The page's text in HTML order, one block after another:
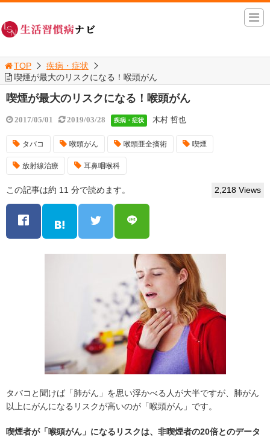
TOP
疾病・症状
喫煙が最大のリスクになる！喉頭がん
喫煙が最大のリスクになる！喉頭がん
2017/05/01 2019/03/28 疾病・症状 木村 哲也
タバコ 喉頭がん 喉頭亜全摘術 喫煙
放射線治療 耳鼻咽喉科
この記事は約 11 分で読めます。 2,218 Views
タバコと聞けば「肺がん」を思い浮かべる人が大半ですが、肺がん
以上にがんになるリスクが高いのが「喉頭がん」です。
喫煙者が「喉頭がん」になるリスクは、非喫煙者の20倍とのデータ